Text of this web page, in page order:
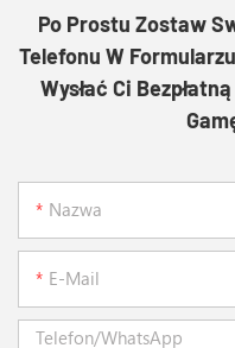
Po Prostu Zostaw
Telefonu W
Wysłać Ci
Nazwa
E-Mail
Telefon/WhatsApp